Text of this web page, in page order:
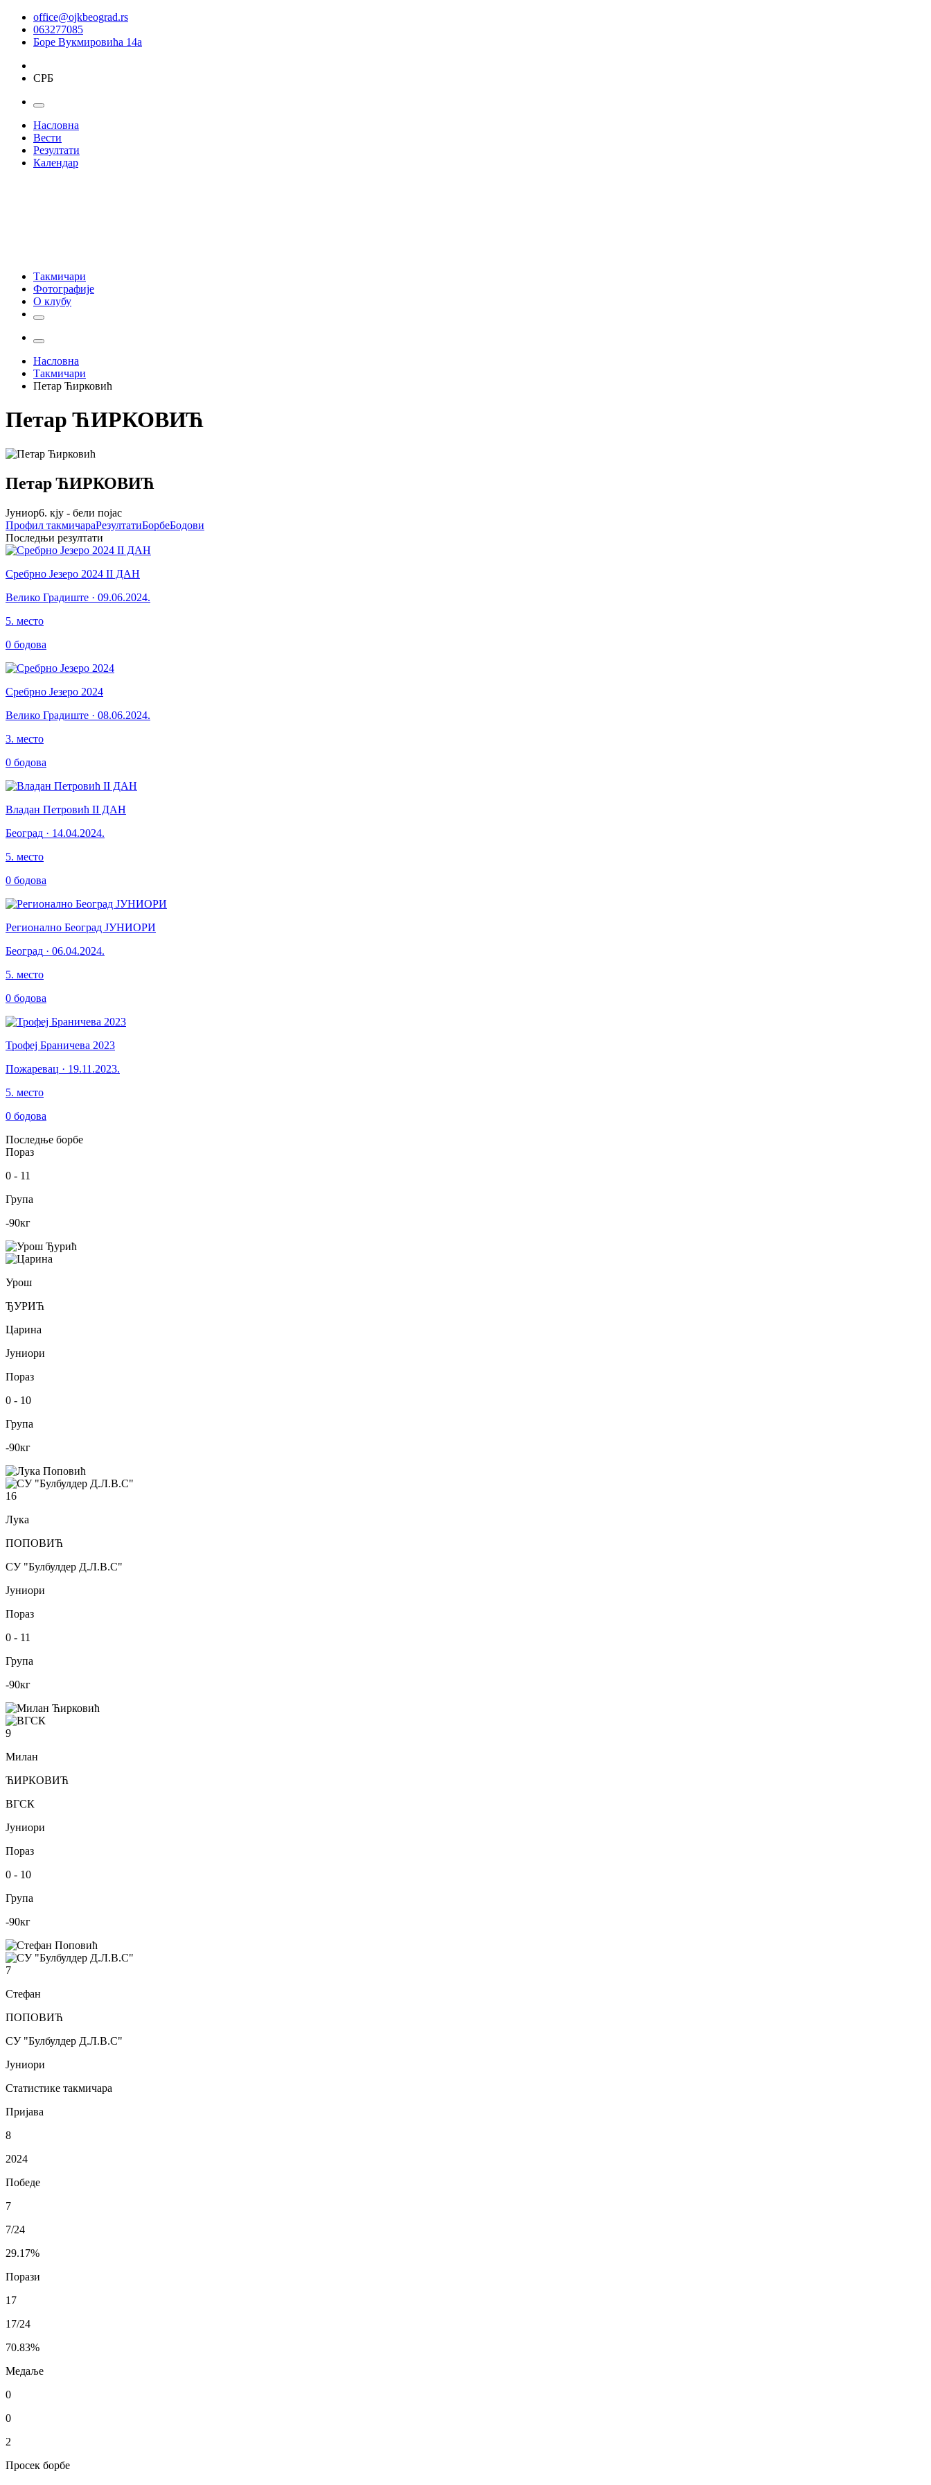
office@ojkbeograd.rs
063277085
Боре Вукмировића 14а
СРБ
Насловна
Вести
Резултати
Календар
Такмичари
Фотографије
О клубу
Насловна
Такмичари
Петар Ћирковић
Петар ЋИРКОВИЋ
Петар ЋИРКОВИЋ
Јуниор6. кју - бели појас
Профил такмичараРезултатиБорбеБодови
Последњи резултати
Сребрно Језеро 2024 II ДАН
Велико Градиште · 09.06.2024.
5. место
0 бодова
Сребрно Језеро 2024
Велико Градиште · 08.06.2024.
3. место
0 бодова
Владан Петровић II ДАН
Београд · 14.04.2024.
5. место
0 бодова
Регионално Београд ЈУНИОРИ
Београд · 06.04.2024.
5. место
0 бодова
Трофеј Браничева 2023
Пожаревац · 19.11.2023.
5. место
0 бодова
Последње борбе
Пораз
0 - 11
Група
-90кг
Урош
ЂУРИЋ
Царина
Јуниори
Пораз
0 - 10
Група
-90кг
16
Лука
ПОПОВИЋ
СУ "Булбулдер Д.Л.В.С"
Јуниори
Пораз
0 - 11
Група
-90кг
9
Милан
ЋИРКОВИЋ
ВГСК
Јуниори
Пораз
0 - 10
Група
-90кг
7
Стефан
ПОПОВИЋ
СУ "Булбулдер Д.Л.В.С"
Јуниори
Статистике такмичара
Пријава
8
2024
Победе
7
7/24
29.17%
Порази
17
17/24
70.83%
Медаље
0
0
2
Просек борбе